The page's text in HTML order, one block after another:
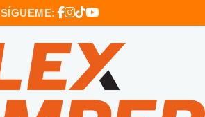
SÍGUEME: